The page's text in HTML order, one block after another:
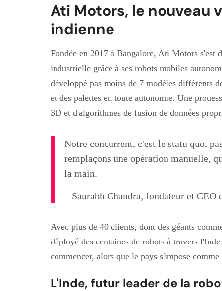
Ati Motors, le nouveau
indienne
Fondée en 2017 à Bangalore, Ati Motors
industrielle grâce à ses robots mobiles
développé pas moins de 7 modèles différents
et des palettes en toute autonomie. Une
3D et d'algorithmes de fusion de données
Notre concurrent, c'est le statu quo,
remplaçons une opération manuelle,
la main.
– Saurabh Chandra, fondateur et
Avec plus de 40 clients, dont des géants
déployé des centaines de robots à travers
commencer, alors que le pays s'impose
L'Inde, futur leader de la